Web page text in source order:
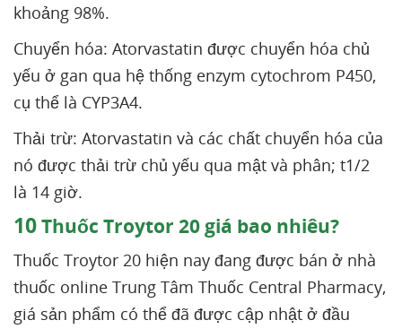
khoảng 98%.
Chuyển hóa: Atorvastatin được chuyển hóa chủ
yếu ở gan qua hệ thống enzym cytochrom P450,
cụ thể là CYP3A4.
Thải trừ: Atorvastatin và các chất chuyển hóa của
nó được thải trừ chủ yếu qua mật và phân; t1/2
là 14 giờ.
10Thuốc Troytor 20 giá bao nhiêu?
Thuốc Troytor 20 hiện nay đang được bán ở nhà
thuốc online Trung Tâm Thuốc Central Pharmacy,
giá sản phẩm có thể đã được cập nhật ở đầu